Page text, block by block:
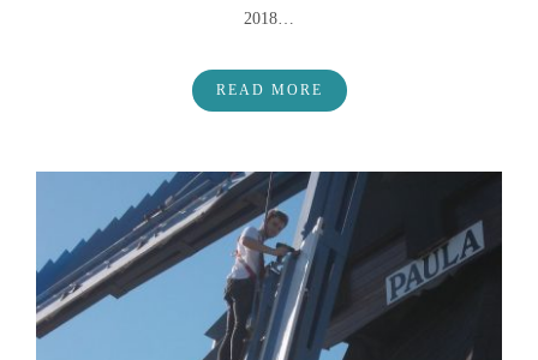
2018…
READ MORE